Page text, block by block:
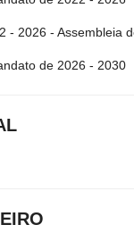
- 2026 - Assembleia
de 2026 - 2030